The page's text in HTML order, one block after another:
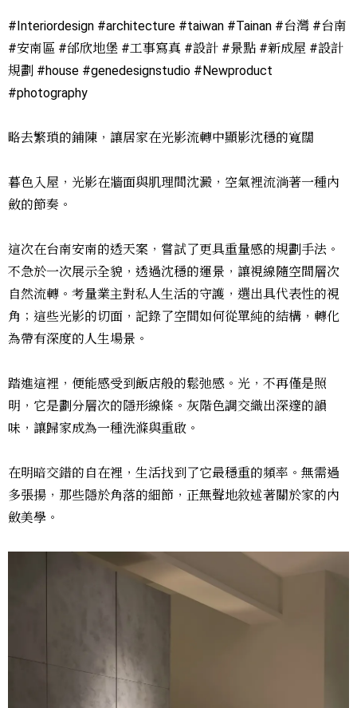
#Interiordesign #architecture #taiwan #Tainan #台灣 #台南
#安南區 #邰欣地堡 #工事寫真 #設計 #景點 #新成屋 #設計
規劃 #house #genedesignstudio #Newproduct
#photography
略去繁瑣的鋪陳，讓居家在光影流轉中顯影沈穩的寬闊
暮色入屋，光影在牆面與肌理間沈澱，空氣裡流淌著一種內
斂的節奏。
這次在台南安南的透天案，嘗試了更具重量感的規劃手法。
不急於一次展示全貌，透過沈穩的運景，讓視線隨空間層次
自然流轉。考量業主對私人生活的守護，選出具代表性的視
角；這些光影的切面，記錄了空間如何從單純的結構，轉化
為帶有深度的人生場景。
踏進這裡，便能感受到飯店般的鬆弛感。光，不再僅是照
明，它是劃分層次的隱形線條。灰階色調交織出深邃的韻
味，讓歸家成為一種洗滌與重啟。
在明暗交錯的自在裡，生活找到了它最穩重的頻率。無需過
多張揚，那些隱於角落的細節，正無聲地敘述著關於家的內
斂美學。